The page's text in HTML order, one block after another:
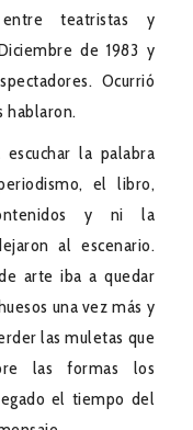
teatristas y
de 1983 y
Ocurrió
hablaron.
la palabra
el libro,
y ni la
al escenario.
arte iba a quedar
una vez más y
las muletas que
las formas los
el tiempo del